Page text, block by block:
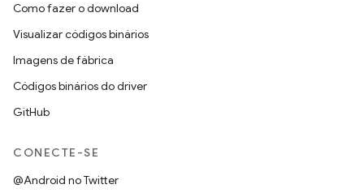
Como fazer o download
Visualizar códigos binários
Imagens de fábrica
Códigos binários do driver
GitHub
CONECTE-SE
@Android no Twitter